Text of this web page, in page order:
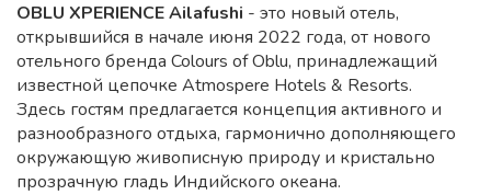
OBLU XPERIENCE Ailafushi - это новый отель,
открывшийся в начале июня 2022 года, от нового
отельного бренда Colours of Oblu, принадлежащий
известной цепочке Atmospere Hotels & Resorts.
Здесь гостям предлагается концепция активного и
разнообразного отдыха, гармонично дополняющего
окружающую живописную природу и кристально
прозрачную гладь Индийского океана.